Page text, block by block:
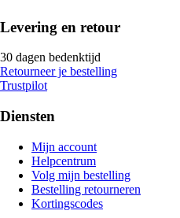
Levering en retour
30 dagen bedenktijd
Retourneer je bestelling
Trustpilot
Diensten
Mijn account
Helpcentrum
Volg mijn bestelling
Bestelling retourneren
Kortingscodes